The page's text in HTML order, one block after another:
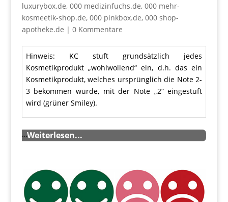
luxurybox.de, 000 medizinfuchs.de, 000 mehr-
kosmeetik-shop.de, 000 pinkbox.de, 000 shop-
apotheke.de | 0 Kommentare
Hinweis: KC stuft grundsätzlich jedes
Kosmetikprodukt „wohlwollend“ ein, d.h. das ein
Kosmetikprodukt, welches ursprünglich die Note 2-
3 bekommen würde, mit der Note „2“ eingestuft
wird (grüner Smiley).
…Weiterlesen...